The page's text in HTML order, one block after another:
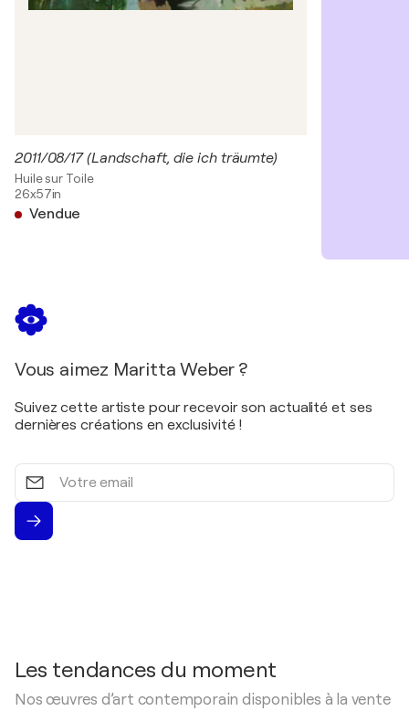
2011/08/17 (Landschaft, die ich träumte)
Huile sur Toile
26x57in
Vendue
Vous aimez Maritta Weber ?
Suivez cette artiste pour recevoir son actualité et ses
dernières créations en exclusivité !
Votre
email
Les tendances du moment
Nos œuvres d’art contemporain disponibles à la vente